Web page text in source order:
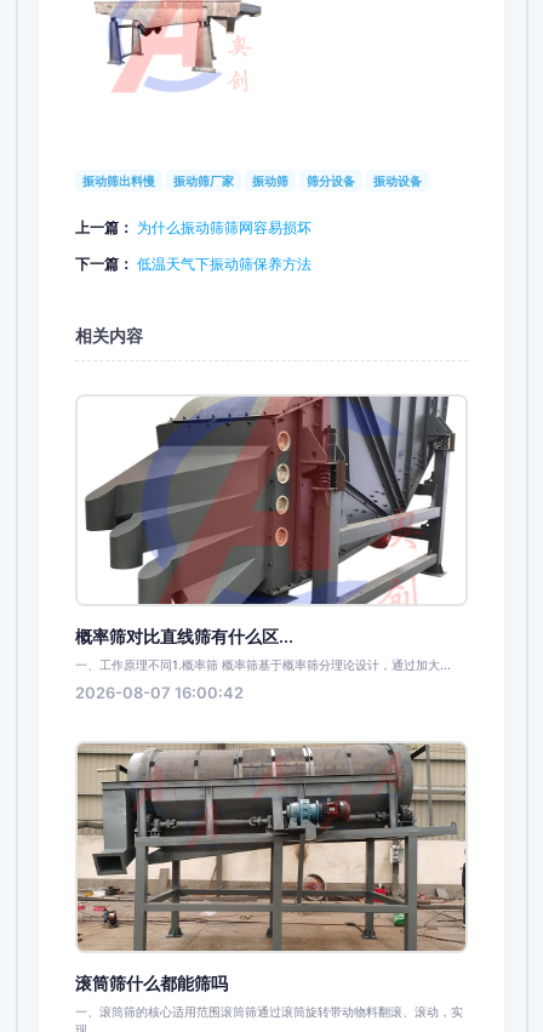
振动筛出料慢 振动筛厂家 振动筛 筛分设备 振动设备
上一篇： 为什么振动筛筛网容易损坏
下一篇： 低温天气下振动筛保养方法
相关内容
概率筛对比直线筛有什么区...
一、工作原理不同1.概率筛 概率筛基于概率筛分理论设计，通过加大...
2026-08-07 16:00:42
滚筒筛什么都能筛吗
一、滚筒筛的核心适用范围滚筒筛通过滚筒旋转带动物料翻滚、滚动，实